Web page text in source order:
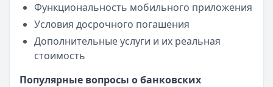
Функциональность мобильного приложения
Условия досрочного погашения
Дополнительные услуги и их реальная
стоимость
Популярные вопросы о банковских